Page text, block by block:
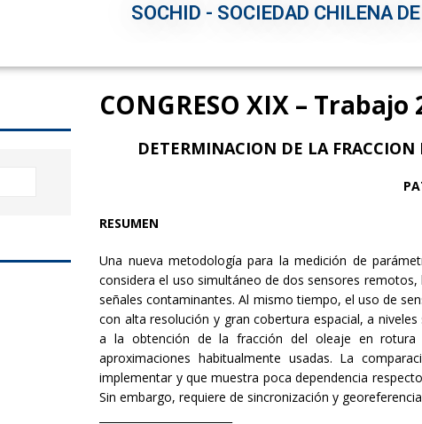
SOCHID - SOCIEDAD CHILENA
CONGRESO XIX – Trabajo
DETERMINACION DE LA
RESUMEN
Una nueva metodología para la medición de
considera el uso simultáneo de dos sensores
señales contaminantes. Al mismo tiempo, el uso de
con alta resolución y gran cobertura espacial, a
a la obtención de la fracción del oleaje en
aproximaciones habitualmente usadas. La
implementar y que muestra poca dependencia
Sin embargo, requiere de sincronización y